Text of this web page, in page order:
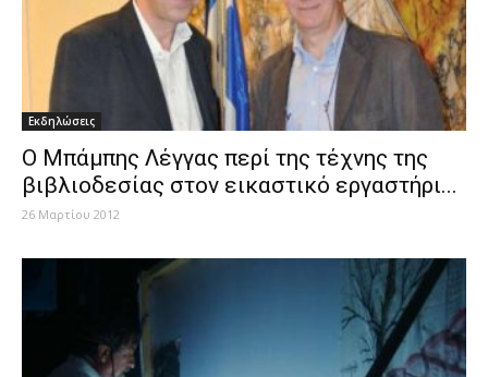
Εκδηλώσεις
O Μπάμπης Λέγγας περί της τέχνης της
βιβλιοδεσίας στον εικαστικό εργαστήρι...
26 Μαρτίου 2012